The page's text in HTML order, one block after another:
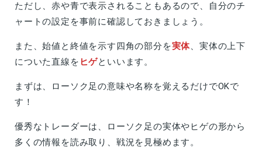
ただし、赤や青で表示されることもあるので、自分のチ
ャートの設定を事前に確認しておきましょう。
また、始値と終値を示す四角の部分を実体、実体の上下
についた直線を ヒゲといいます。
まずは、ローソク足の意味や名称を覚えるだけでOKで
す！
優秀なトレーダーは、ローソク足の実体やヒゲの形から
多くの情報を読み取り、戦況を見極めます。